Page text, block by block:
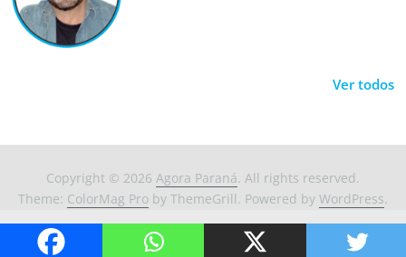
Ver todos
Copyright © 2026 Agora Paraná. All rights reserved.
Theme: ColorMag Proby ThemeGrill. Powered by WordPress.